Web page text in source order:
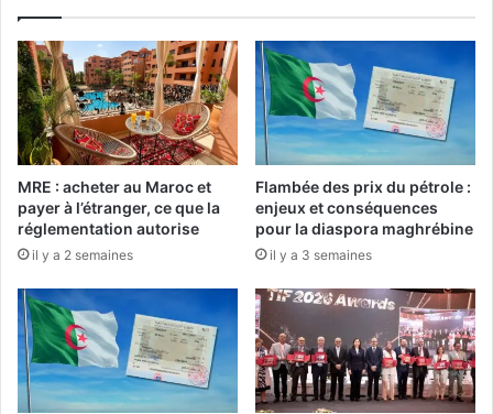
t
c
u
l
t
u
r
e
l
i
n
é
d
t
u
n
e
f
o
t
e
a
i
s
s
e
d
MRE : acheter au Maroc et
payer à l’étranger, ce que la
réglementation autorise
il y a 2 semaines
Flambée des prix du pétrole :
enjeux et conséquences
pour la diaspora maghrébine
il y a 3 semaines